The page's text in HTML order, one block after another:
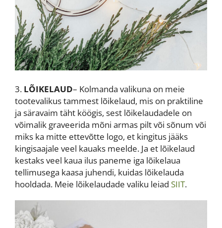
3. LÕIKELAUD– Kolmanda valikuna on meie
tootevalikus tammest lõikelaud, mis on praktiline
ja säravaim täht köögis, sest lõikelaudadele on
võimalik graveerida mõni armas pilt või sõnum või
miks ka mitte ettevõtte logo, et kingitus jääks
kingisaajale veel kauaks meelde. Ja et lõikelaud
kestaks veel kaua ilus paneme iga lõikelaua
tellimusega kaasa juhendi, kuidas lõikelauda
hooldada. Meie lõikelaudade valiku leiad SIIT.